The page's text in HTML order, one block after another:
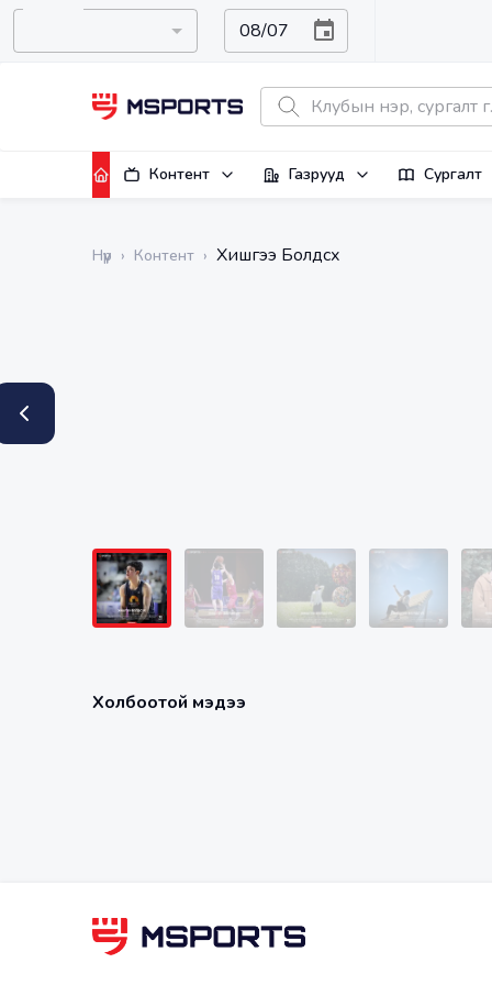
Контент Газрууд Сургалт
Нүүр › Контент › Хишгээ Болдсүх
Холбоотой мэдээ